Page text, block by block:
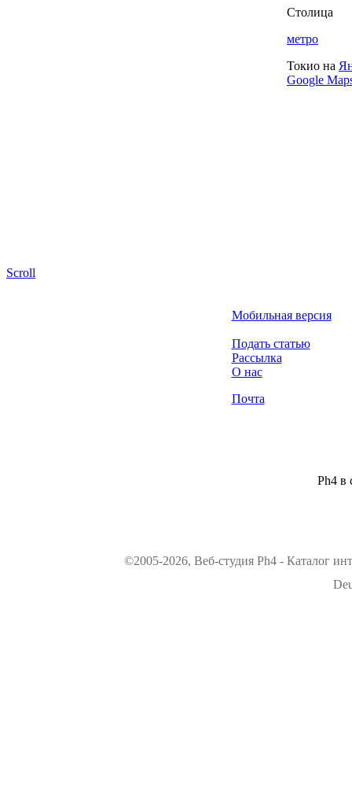
Столица
метро
Токио на
Google
Scroll
Мобильная версия
Подать статью
Рассылка
О нас
Почта
Ph4 в
©2005-2026, Веб-студия Ph4 - Каталог